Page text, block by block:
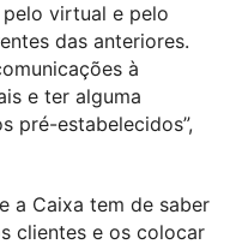
pelo virtual e pelo
das anteriores.
à
e ter alguma
pré-estabelecidos”,
a Caixa tem de saber
clientes e os colocar